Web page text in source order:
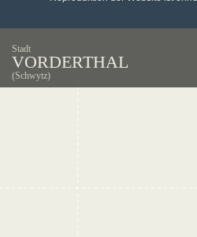
Stadt
VORDERTHAL
(Schwytz)